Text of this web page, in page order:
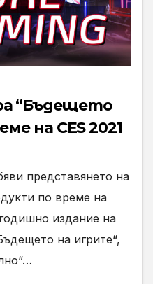
“Бъдещето
на CES 2021
представянето на
по време на
издание на
на игрите“,